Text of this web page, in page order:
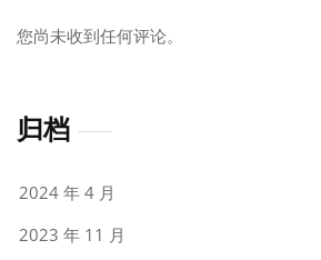
您尚未收到任何评论。
归档
2024 年 4 月
2023 年 11 月